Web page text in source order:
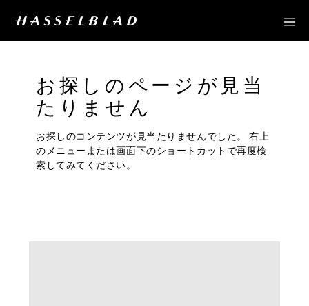
お探しのページが見当
たりません
お探しのコンテンツが見当たりませんでした。 右上
のメニューまたは画面下のショートカットで再度検
索してみてください。